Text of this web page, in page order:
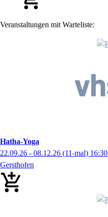
Veranstaltungen mit Warteliste:
Hatha-Yoga
22.09.26 - 08.12.26 (11-mal) 16:30
Gersthofen